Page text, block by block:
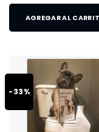
AGREGAR AL
-33%